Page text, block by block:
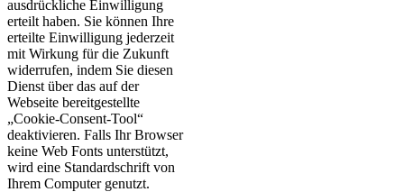
ausdrückliche Einwilligung
erteilt haben. Sie können Ihre
erteilte Einwilligung jederzeit
mit Wirkung für die Zukunft
widerrufen, indem Sie diesen
Dienst über das auf der
Webseite bereitgestellte
„Cookie-Consent-Tool“
deaktivieren. Falls Ihr Browser
keine Web Fonts unterstützt,
wird eine Standardschrift von
Ihrem Computer genutzt.